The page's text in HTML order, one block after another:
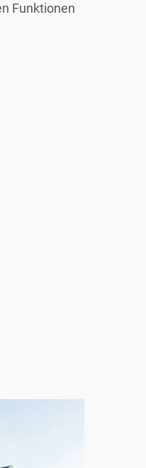
Funktionen